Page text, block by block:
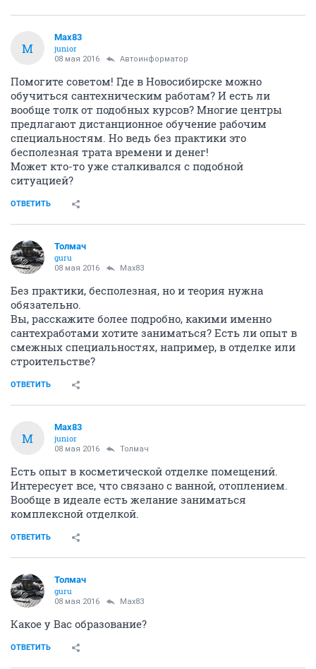
M
Max83
junior
08 мая 2016 Автоинформатор
Помогите советом! Где в Новосибирске можно
обучиться сантехническим работам? И есть ли
вообще толк от подобных курсов? Многие центры
предлагают дистанционное обучение рабочим
специальностям. Но ведь без практики это
бесполезная трата времени и денег!
Может кто-то уже сталкивался с подобной
ситуацией?
ОТВЕТИТЬ
Толмач
guru
08 мая 2016 Max83
Без практики, бесполезная, но и теория нужна
обязательно.
Вы, расскажите более подробно, какими именно
сантехработами хотите заниматься? Есть ли опыт в
смежных специальностях, например, в отделке или
строительстве?
ОТВЕТИТЬ
M
Max83
junior
08 мая 2016 Толмач
Есть опыт в косметической отделке помещений.
Интересует все, что связано с ванной, отоплением.
Вообще в идеале есть желание заниматься
комплексной отделкой.
ОТВЕТИТЬ
Толмач
guru
08 мая 2016 Max83
Какое у Вас образование?
ОТВЕТИТЬ